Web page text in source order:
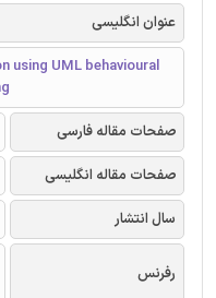
عنوان انگلیسی
UML behavioural
صفحات مقاله فارسی
صفحات مقاله انگلیسی
سال انتشار
رفرنس